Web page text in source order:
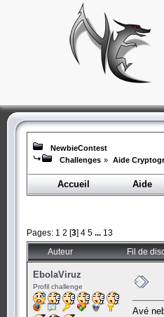
NewbieContest
Challenges » Aide
Accueil Aide
Pages: 1 2 [3] 4 5 ... 13
Auteur Fil de
EbolaViruz
Profil challenge
Avé